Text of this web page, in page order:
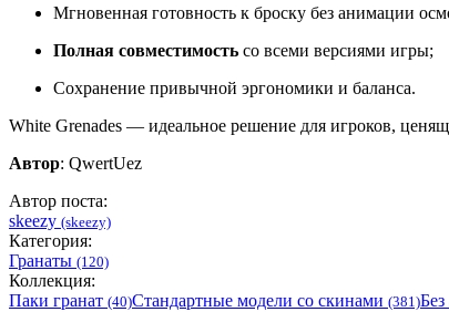
Мгновенная готовность к броску без анимации
Полная совместимость со всеми версиями игры;
Сохранение привычной эргономики и баланса.
White Grenades — идеальное решение для игроков,
Автор: QwertUez
Автор поста:
skeezy (skeezy)
Категория:
Гранаты (120)
Коллекция:
Паки гранат (40)Стандартные модели со скинами (381)